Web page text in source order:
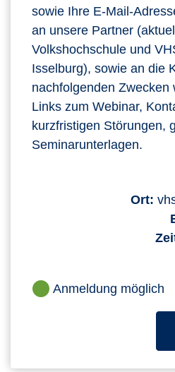
sowie Ihre E-Mail-
an unsere Partner
Volkshochschule und
Isselburg), sowie an die
nachfolgenden Zwecken
Links zum Webinar,
kurzfristigen Störungen,
Seminarunterlagen.
Ort:
Anmeldung möglich